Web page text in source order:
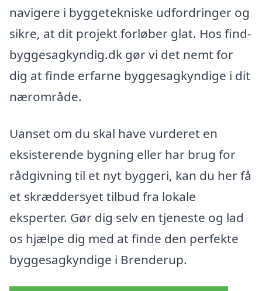
navigere i byggetekniske udfordringer og
sikre, at dit projekt forløber glat. Hos find-
byggesagkyndig.dk gør vi det nemt for
dig at finde erfarne byggesagkyndige i dit
nærområde.
Uanset om du skal have vurderet en
eksisterende bygning eller har brug for
rådgivning til et nyt byggeri, kan du her få
et skræddersyet tilbud fra lokale
eksperter. Gør dig selv en tjeneste og lad
os hjælpe dig med at finde den perfekte
byggesagkyndige i Brenderup.